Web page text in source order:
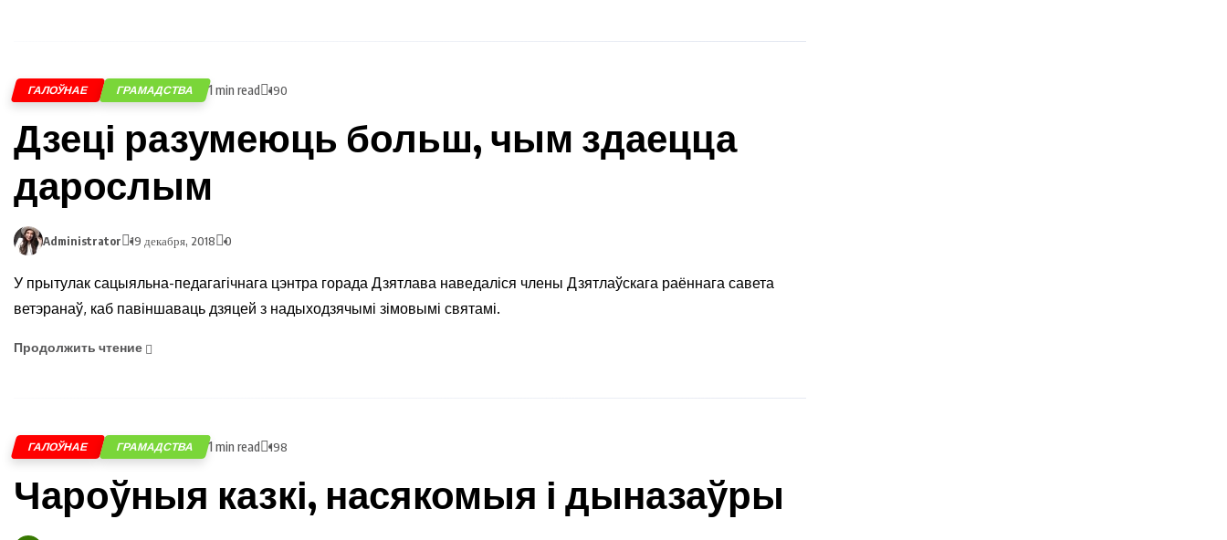
ГАЛОЎНАЕ ГРАМАДСТВА 1 min read 190
Дзеці разумеюць больш, чым здаецца
дарослым
Administrator 19 декабря, 2018 0
У прытулак сацыяльна-педагагічнага цэнтра горада Дзятлава наведаліся члены Дзятлаўскага раённага савета
ветэранаў, каб павіншаваць дзяцей з надыходзячымі зімовымі святамі.
Продолжить чтение
ГАЛОЎНАЕ ГРАМАДСТВА 1 min read 198
Чароўныя казкі, насякомыя і дыназаўры